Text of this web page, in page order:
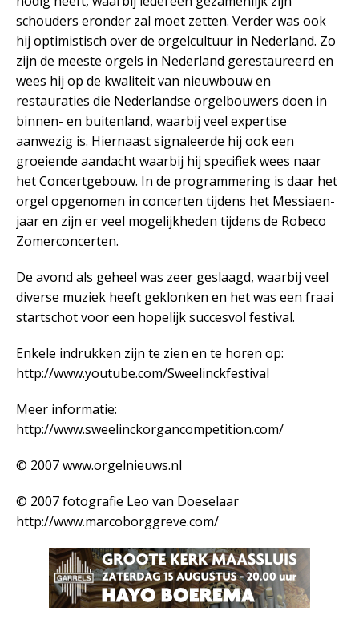
schouders eronder zal moet zetten. Verder was ook
hij optimistisch over de orgelcultuur in Nederland. Zo
zijn de meeste orgels in Nederland gerestaureerd en
wees hij op de kwaliteit van nieuwbouw en
restauraties die Nederlandse orgelbouwers doen in
binnen- en buitenland, waarbij veel expertise
aanwezig is. Hiernaast signaleerde hij ook een
groeiende aandacht waarbij hij specifiek wees naar
het Concertgebouw. In de programmering is daar het
orgel opgenomen in concerten tijdens het Messiaen-
jaar en zijn er veel mogelijkheden tijdens de Robeco
Zomerconcerten.
De avond als geheel was zeer geslaagd, waarbij veel
diverse muziek heeft geklonken en het was een fraai
startschot voor een hopelijk succesvol festival.
Enkele indrukken zijn te zien en te horen op:
http://www.youtube.com/Sweelinckfestival
Meer informatie:
http://www.sweelinckorgancompetition.com/
© 2007 www.orgelnieuws.nl
© 2007 fotografie Leo van Doeselaar
http://www.marcoborggreve.com/